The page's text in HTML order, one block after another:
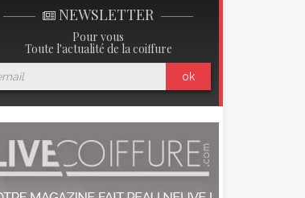
NEWSLETTER
Pour vous
Toute l'actualité de la coiffure
ok